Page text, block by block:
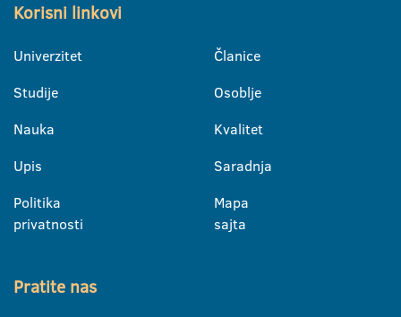
Korisni linkovi
Univerzitet
Studije
Nauka
Upis
Politika
privatnosti
Članice
Osoblje
Kvalitet
Saradnja
Mapa
sajta
Pratite nas